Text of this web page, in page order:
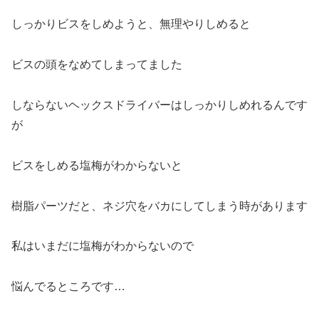
しっかりビスをしめようと、無理やりしめると
ビスの頭をなめてしまってました
しならないヘックスドライバーはしっかりしめれるんです
が
ビスをしめる塩梅がわからないと
樹脂パーツだと、ネジ穴をバカにしてしまう時があります
私はいまだに塩梅がわからないので
悩んでるところです…